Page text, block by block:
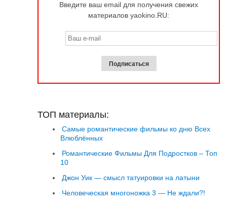
Введите ваш email для получения свежих
материалов yaokino.RU:
ТОП материалы:
Самые романтические фильмы ко дню Всех
Влюблённых
Романтические Фильмы Для Подростков – Топ
10
Джон Уик — смысл татуировки на латыни
Человеческая многоножка 3 — Не ждали?!